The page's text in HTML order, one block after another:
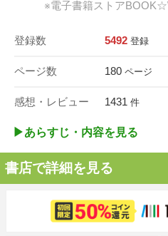
※電子書籍ストア
登録数 5492 登録
ページ数 180 ページ
感想・レビュー 1431 件
▶︎あらすじ・内容を見る
書店で詳細を見る